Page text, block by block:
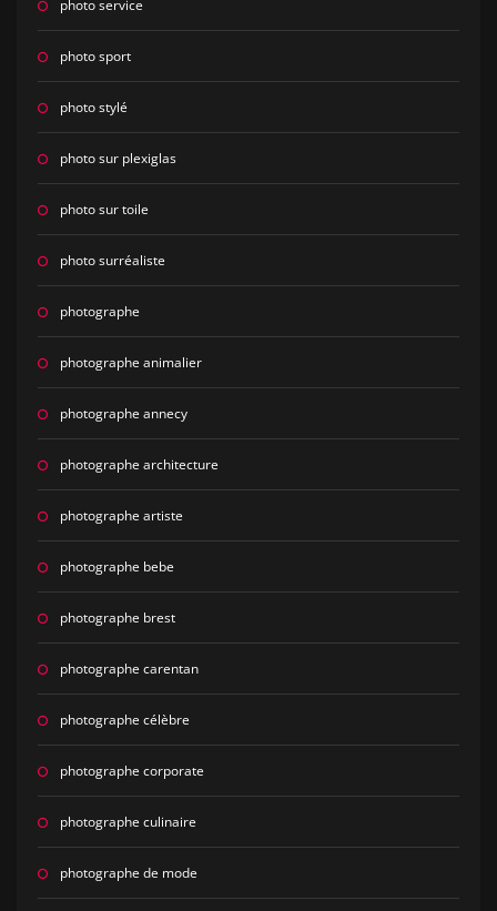
photo service
photo sport
photo stylé
photo sur plexiglas
photo sur toile
photo surréaliste
photographe
photographe animalier
photographe annecy
photographe architecture
photographe artiste
photographe bebe
photographe brest
photographe carentan
photographe célèbre
photographe corporate
photographe culinaire
photographe de mode